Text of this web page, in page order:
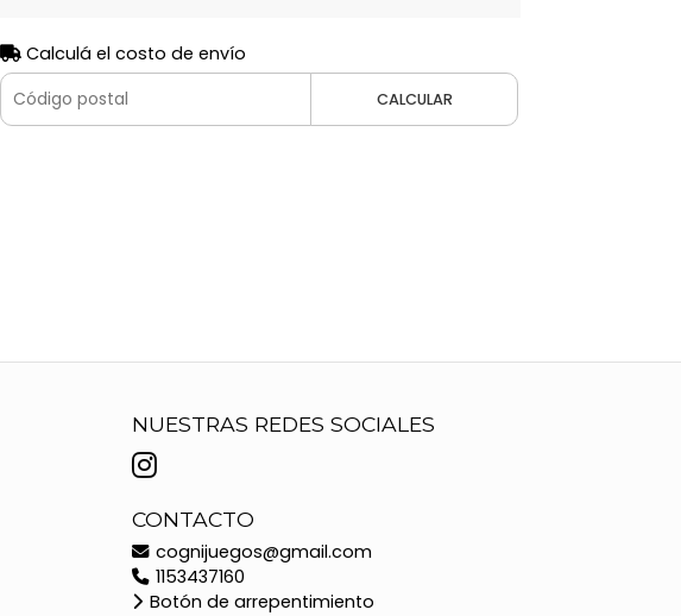
Calculá el costo de envío
CALCULAR
NUESTRAS REDES SOCIALES
CONTACTO
cognijuegos@gmail.com
1153437160
Botón de arrepentimiento